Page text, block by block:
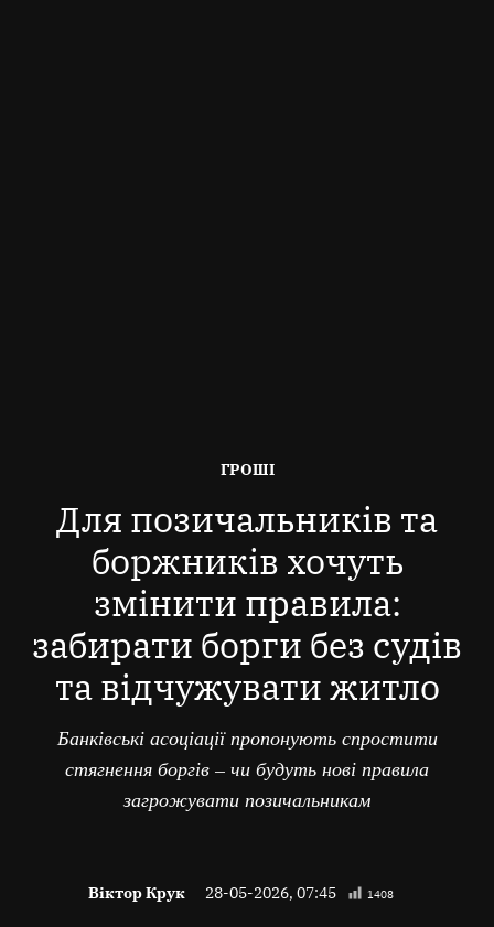
ОПУБЛІКОВАНО
ГРОШІ
Для позичальників та
боржників хочуть
змінити правила:
забирати борги без судів
та відчужувати житло
Банківські асоціації пропонують спростити
стягнення боргів – чи будуть нові правила
загрожувати позичальникам
Віктор Крук 28-05-2026, 07:45 1408